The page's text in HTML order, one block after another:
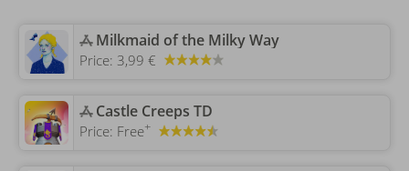
‎Milkmaid of the Milky Way
Price: 3,99 €
‎Castle Creeps TD
Price: Free+